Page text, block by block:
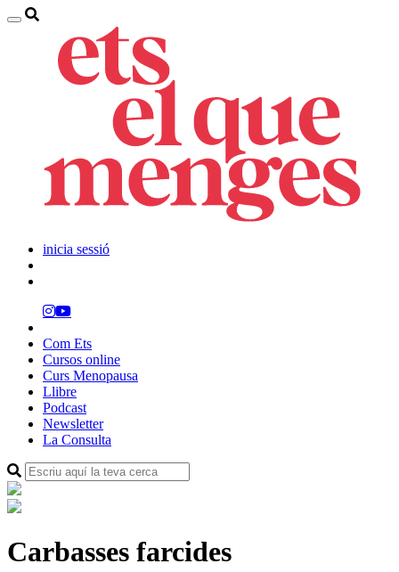
inicia sessió
Com Ets
Cursos online
Curs Menopausa
Llibre
Podcast
Newsletter
La Consulta
Carbasses farcides